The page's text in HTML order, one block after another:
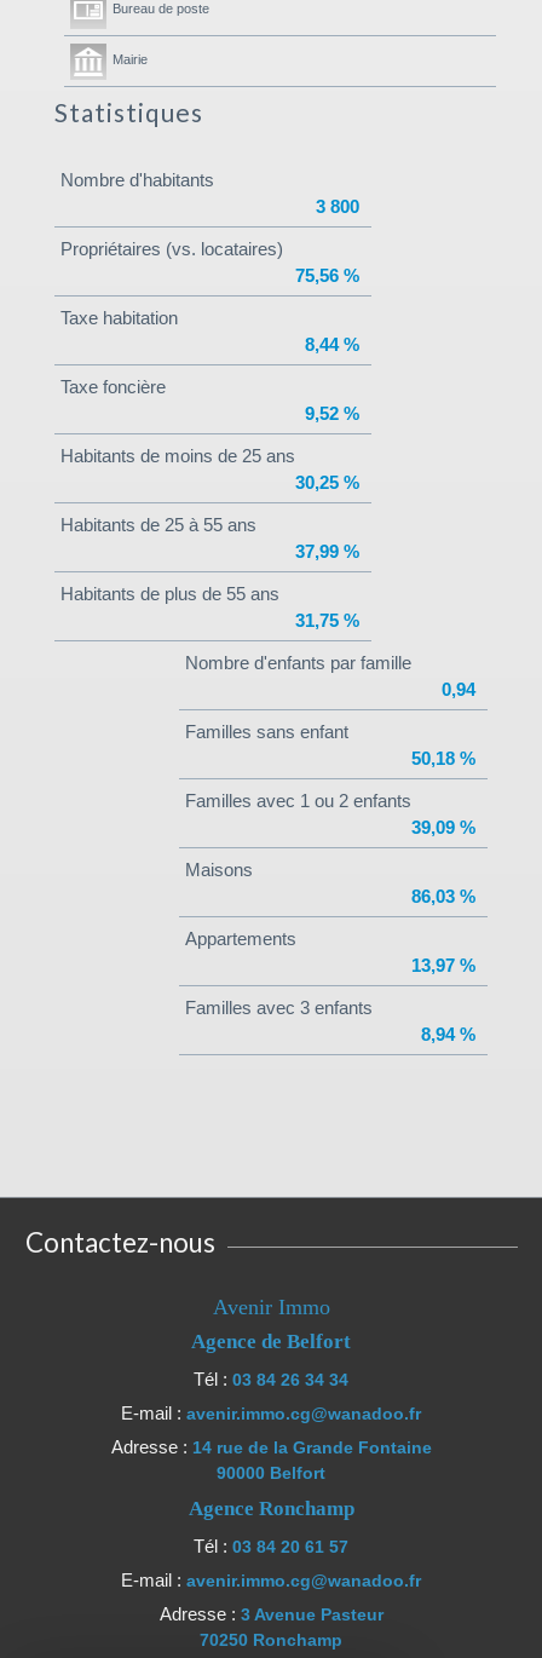
Bureau de poste
Mairie
Statistiques
Nombre d'habitants
3 800
Propriétaires (vs. locataires)
75,56 %
Taxe habitation
8,44 %
Taxe foncière
9,52 %
Habitants de moins de 25 ans
30,25 %
Habitants de 25 à 55 ans
37,99 %
Habitants de plus de 55 ans
31,75 %
Nombre d'enfants par famille
0,94
Familles sans enfant
50,18 %
Familles avec 1 ou 2 enfants
39,09 %
Maisons
86,03 %
Appartements
13,97 %
Familles avec 3 enfants
8,94 %
Contactez-nous
Avenir Immo
Agence de Belfort
Tél : 03 84 26 34 34
E-mail : avenir.immo.cg@wanadoo.fr
Adresse : 14 rue de la Grande Fontaine
90000 Belfort
Agence Ronchamp
Tél : 03 84 20 61 57
E-mail : avenir.immo.cg@wanadoo.fr
Adresse : 3 Avenue Pasteur
70250 Ronchamp